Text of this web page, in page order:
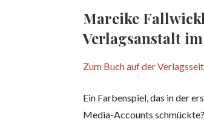
Mareike
Verlagsanstalt
Zum Buch auf der
Ein Farbenspiel, das in der
Media-Accounts